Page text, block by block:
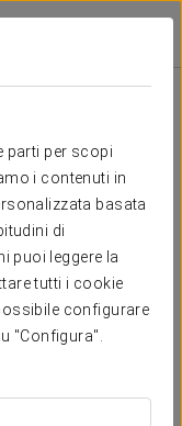
parti per scopi
i contenuti in
basata
di
puoi leggere la
tutti i cookie
configurare
"Configura".
questo